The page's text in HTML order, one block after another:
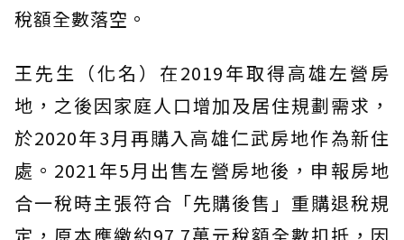
稅額全數落空。
王先生（化名）在2019年取得高雄左營房
地，之後因家庭人口增加及居住規劃需求，
於2020年3月再購入高雄仁武房地作為新住
處。2021年5月出售左營房地後，申報房地
合一稅時主張符合「先購後售」重購退稅規